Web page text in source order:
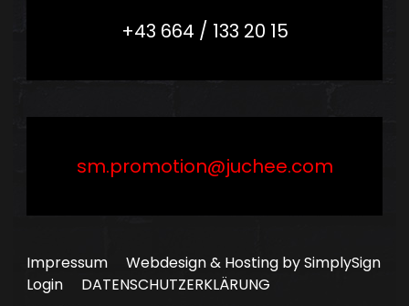
+43 664 / 133 20 15
sm.promotion@juchee.com
Impressum
Webdesign & Hosting by SimplySign
Login
DATENSCHUTZERKLÄRUNG